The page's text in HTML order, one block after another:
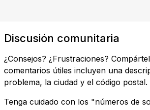
Discusión comunitaria
¿Consejos? ¿Frustraciones?
comentarios útiles incluyen una
problema, la ciudad y el código postal.
Tenga cuidado con los "números de